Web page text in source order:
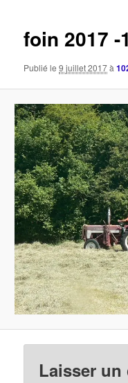
foin 2017 -1
Publié le9 juillet 2017à
Laisser un